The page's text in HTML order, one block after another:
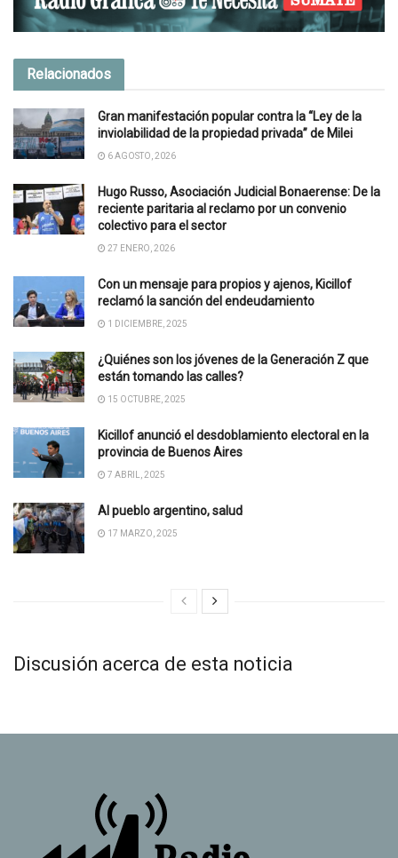
Relacionados
Gran manifestación popular contra la “Ley de la
inviolabilidad de la propiedad privada” de Milei
6 AGOSTO, 2026
Hugo Russo, Asociación Judicial Bonaerense: De la
reciente paritaria al reclamo por un convenio
colectivo para el sector
27 ENERO, 2026
Con un mensaje para propios y ajenos, Kicillof
reclamó la sanción del endeudamiento
1 DICIEMBRE, 2025
¿Quiénes son los jóvenes de la Generación Z que
están tomando las calles?
15 OCTUBRE, 2025
Kicillof anunció el desdoblamiento electoral en la
provincia de Buenos Aires
7 ABRIL, 2025
Al pueblo argentino, salud
17 MARZO, 2025
Discusión acerca de esta noticia